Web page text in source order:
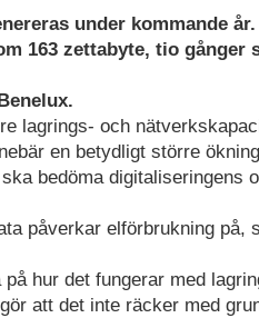
under kommande
163 zettabyte, tio gånger
lagrings- och
en betydligt större
bedöma digitaliseringens
påverkar elförbrukning på,
hur det fungerar med
att det inte räcker med